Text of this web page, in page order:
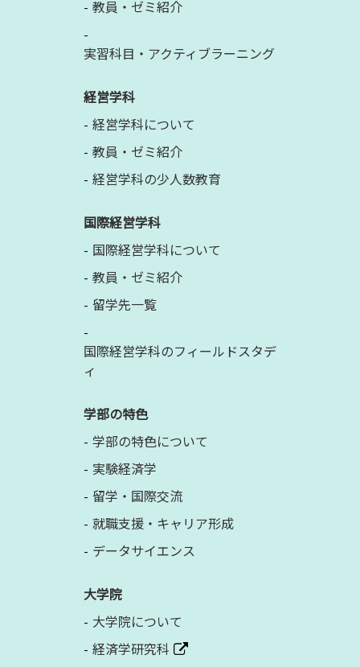
教員・ゼミ紹介
実習科目・アクティブラーニング
経営学科
経営学科について
教員・ゼミ紹介
経営学科の少人数教育
国際経営学科
国際経営学科について
教員・ゼミ紹介
留学先一覧
国際経営学科のフィールドスタデ
ィ
学部の特色
学部の特色について
実験経済学
留学・国際交流
就職支援・キャリア形成
データサイエンス
大学院
大学院について
経済学研究科